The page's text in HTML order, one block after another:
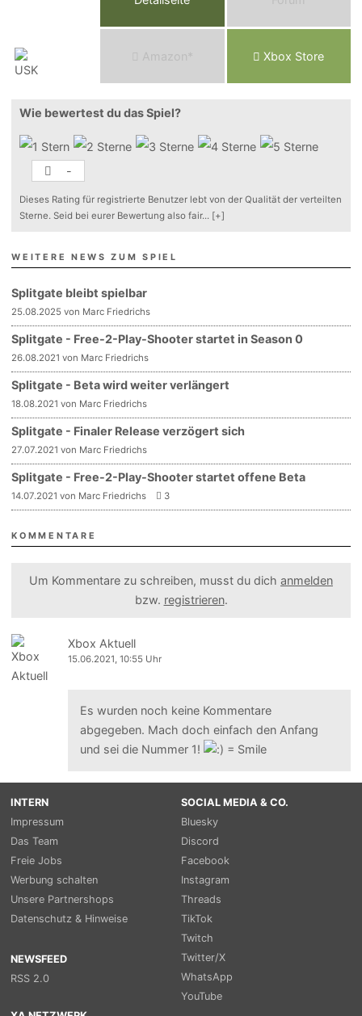
Ama o n* Xbox Store
Wie bewertest du das Spiel?
-
Dieses Rating für registrierte Benutzer lebt von der Qualität der verteilten
Sterne. Seid bei eurer Bewertung also fair... [+]
WEITERE NEWS ZUM SPIEL
Splitgate bleibt spielbar
25.08.2025 von Marc Friedrichs
Splitgate - Free-2-Play-Shooter startet in Season 0
26.08.2021 von Marc Friedrichs
Splitgate - Beta wird weiter verlängert
18.08.2021 von Marc Friedrichs
Splitgate - Finaler Release verzögert sich
27.07.2021 von Marc Friedrichs
Splitgate - Free-2-Play-Shooter startet offene Beta
14.07.2021 von Marc Friedrichs 3
KOMMENTARE
Um Kommentare zu schreiben, musst du dich anmelden
bzw. registrieren.
Xbox Aktuell
15.06.2021, 10:55 Uhr
Es wurden noch keine Kommentare
abgegeben. Mach doch einfach den Anfang
und sei die Nummer 1!
INTERN
Impressum
Das Team
Freie Jobs
Werbung schalten
Unsere Partnershops
Datenschutz & Hinweise
NEWSFEED
RSS 2.0
SOCIAL MEDIA & CO.
Bluesky
Discord
Facebook
Instagram
Threads
TikTok
Twitch
Twitter/X
WhatsApp
YouTube